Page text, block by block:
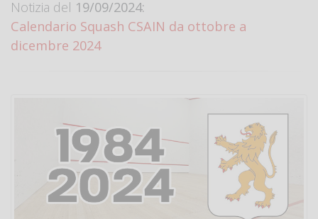
Notizia del 19/09/2024:
Calendario Squash CSAIN da ottobre a
dicembre 2024